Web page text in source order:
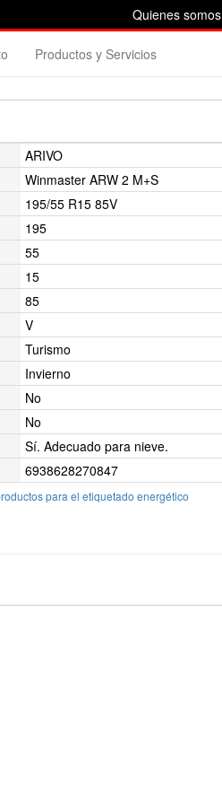
Quienes somos
Productos y Servicios
ARIVO
Winmaster ARW 2 M+S
195/55 R15 85V
195
55
15
85
V
Turismo
Invierno
No
No
Sí. Adecuado para nieve.
6938628270847
para el etiquetado energético